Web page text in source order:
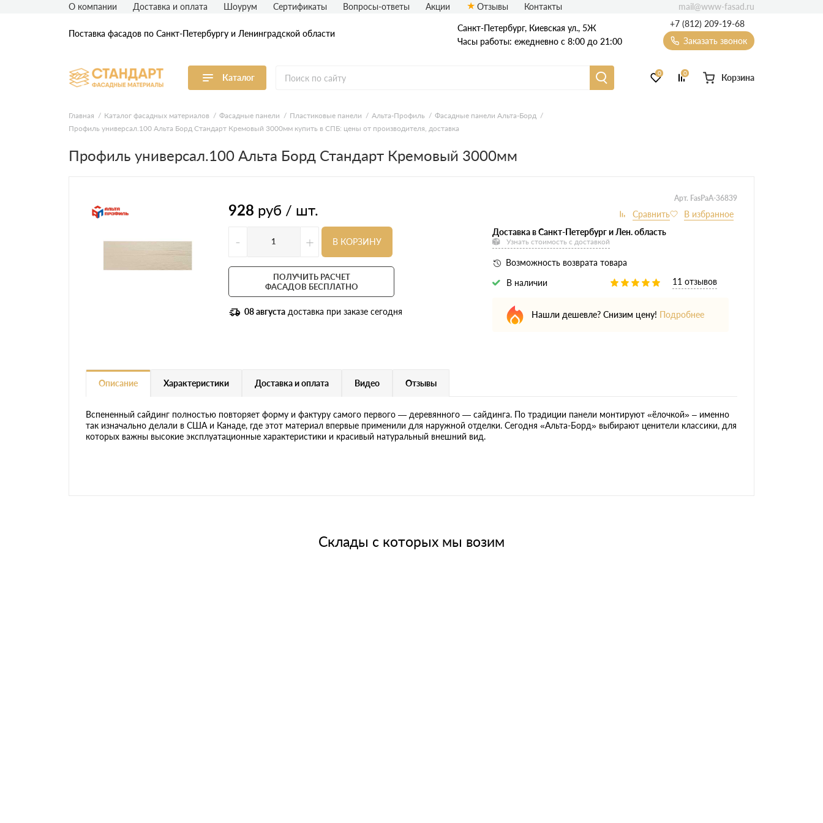
Поставка фасадов по Санкт-Петербургу и Ленинградской области
Санкт-Петербург, ​Киевская ул., 5Ж
Часы работы: ежедневно с 8:00 до 21:00
+7 (812) 209-19-68
Заказать звонок
Каталог
Виниловый сайдинг Металлический сайдинг Вспененный сайдинг
0 0 Корзина
О компании Доставка и оплата Шоурум Сертификаты Вопросы-ответы Акции Отзывы Контакты mail@www-fasad.ru
Главная Каталог фасадных материалов Фасадные панели Пластиковые панели Альта-Профиль
Фасадные панели Альта-Борд
Профиль универсал.100 Альта Борд Стандарт Кремовый 3000мм купить в СПБ: цены от производителя, доставка
Профиль универсал.100 Альта Борд Стандарт Кремовый 3000мм
928 руб / шт.
Арт. FasPaA-36839
- + В КОРЗИНУ
ПОЛУЧИТЬ РАСЧЕТ
ФАСАДОВ БЕСПЛАТНО
08 августа доставка при заказе сегодня
Доставка в Санкт-Петербург и Лен. область
Узнать стоимость с доставкой
Возможность возврата товара
В наличии
11 отзывов
Нашли дешевле? Снизим цену! Подробнее
Описание Характеристики Доставка и оплата Видео Отзывы
Вспененный сайдинг полностью повторяет форму и фактуру самого первого — деревянного — сайдинга. По традиции панели монтируют «ёлочкой» – именно
так изначально делали в США и Канаде, где этот материал впервые применили для наружной отделки. Сегодня «Альта-Борд» выбирают ценители классики, для
которых важны высокие эксплуатационные характеристики и красивый натуральный внешний вид.
Склады с которых мы возим